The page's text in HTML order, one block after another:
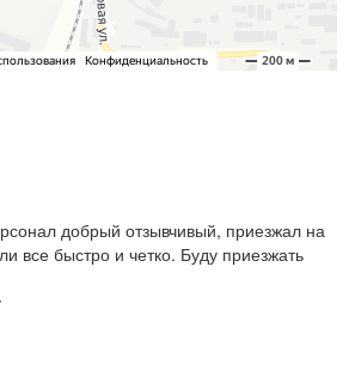
добрый отзывчивый, приезжал на
все быстро и четко. Буду приезжать